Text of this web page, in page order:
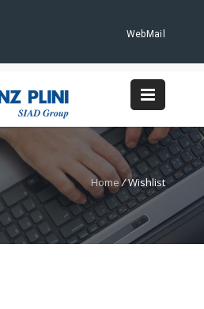
WebMail
Home/Wishlist